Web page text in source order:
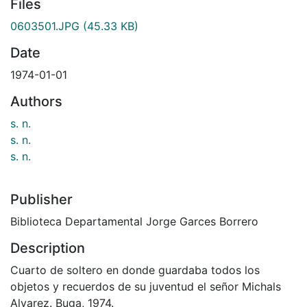
Files
0603501.JPG (45.33 KB)
Date
1974-01-01
Authors
s. n.
s. n.
s. n.
Publisher
Biblioteca Departamental Jorge Garces Borrero
Description
Cuarto de soltero en donde guardaba todos los
objetos y recuerdos de su juventud el señor Michals
Alvarez. Buga, 1974.